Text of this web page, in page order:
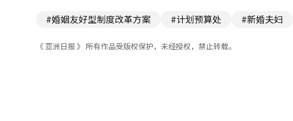
#婚姻友好型制度改革方案 #计划预算处 #新婚夫妇
《 亚洲日报 》 所有作品受版权保护，未经授权，禁止转载。